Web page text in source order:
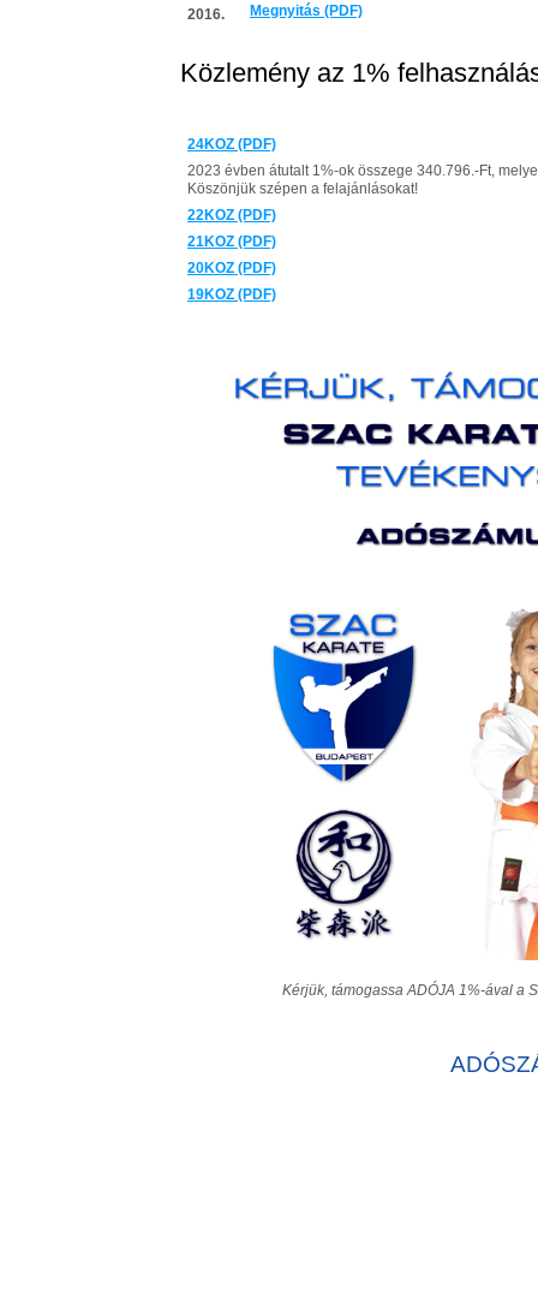
2016. Megnyitás (PDF)
Közlemény az 1%
24KOZ (PDF)
2023 évben átutalt 1%-ok összege 340.796.-Ft,
Köszönjük szépen a felajánlásokat!
22KOZ (PDF)
21KOZ (PDF)
20KOZ (PDF)
19KOZ (PDF)
Kérjük, támogassa ADÓJA 1%-ával a